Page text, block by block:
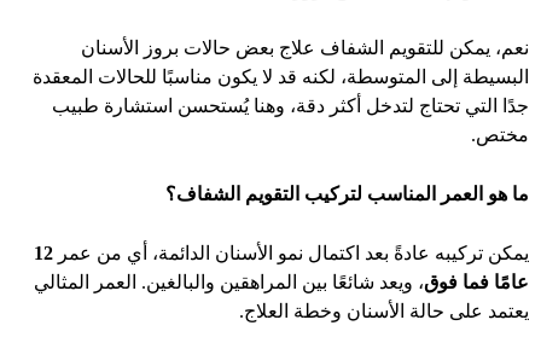
نعم، يمكن للتقويم الشفاف علاج بعض حالات بروز الأسنان
البسيطة إلى المتوسطة، لكنه قد لا يكون مناسبًا للحالات المعقدة
جدًا التي تحتاج لتدخل أكثر دقة، وهنا يُستحسن استشارة طبيب
مختص.
ما هو العمر المناسب لتركيب التقويم الشفاف؟
يمكن تركيبه عادةً بعد اكتمال نمو الأسنان الدائمة، أي من عمر 12
عامًا فما فوق، ويعد شائعًا بين المراهقين والبالغين. العمر المثالي
يعتمد على حالة الأسنان وخطة العلاج.